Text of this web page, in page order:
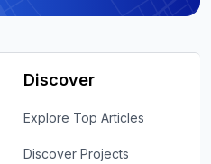
Discover
Explore Top Articles
Discover Projects